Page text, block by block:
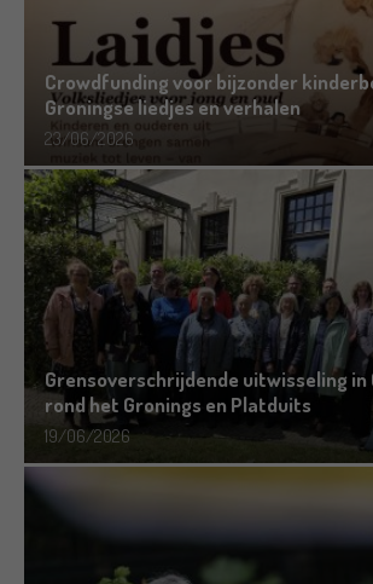
Crowdfunding voor bijzonder
Groningse liedjes en verhalen
23/06/2026
Grensoverschrijdende uitwisseling in
rond het Gronings en Platduits
19/06/2026